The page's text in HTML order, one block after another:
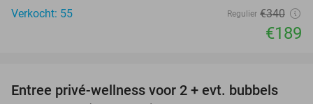
Verkocht: 55
Regulier €340
€189
34%
Entree privé-wellness voor 2 + evt. bubbels